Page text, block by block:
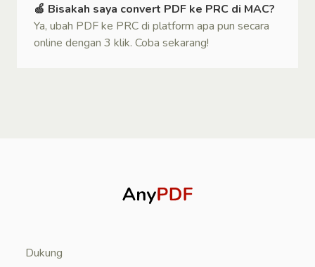
🍏 Bisakah saya convert PDF ke PRC di MAC?
Ya, ubah PDF ke PRC di platform apa pun secara
online dengan 3 klik. Coba sekarang!
Dukung